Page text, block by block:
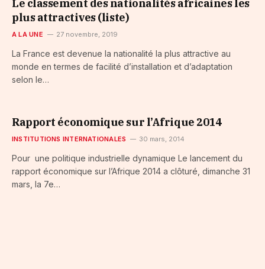
Le classement des nationalités africaines les
plus attractives (liste)
A LA UNE 27 novembre, 2019
La France est devenue la nationalité la plus attractive au
monde en termes de facilité d’installation et d’adaptation
selon le…
Rapport économique sur l’Afrique 2014
INSTITUTIONS INTERNATIONALES 30 mars, 2014
Pour une politique industrielle dynamique Le lancement du
rapport économique sur l’Afrique 2014 a clôturé, dimanche 31
mars, la 7e…